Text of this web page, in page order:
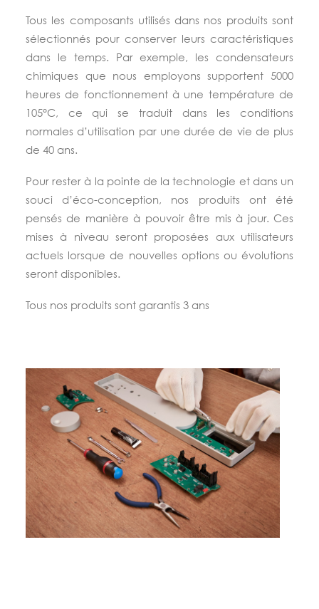
Tous les composants utilisés dans nos produits sont
sélectionnés pour conserver leurs caractéristiques
dans le temps. Par exemple, les condensateurs
chimiques que nous employons supportent 5000
heures de fonctionnement à une température de
105°C, ce qui se traduit dans les conditions
normales d’utilisation par une durée de vie de plus
de 40 ans.
Pour rester à la pointe de la technologie et dans un
souci d’éco-conception, nos produits ont été
pensés de manière à pouvoir être mis à jour. Ces
mises à niveau seront proposées aux utilisateurs
actuels lorsque de nouvelles options ou évolutions
seront disponibles.
Tous nos produits sont garantis 3 ans